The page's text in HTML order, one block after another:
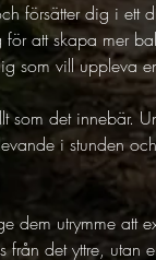
försätter dig i ett
att skapa mer
som vill uppleva
det innebär.
i stunden
dem utrymme att
från det yttre,